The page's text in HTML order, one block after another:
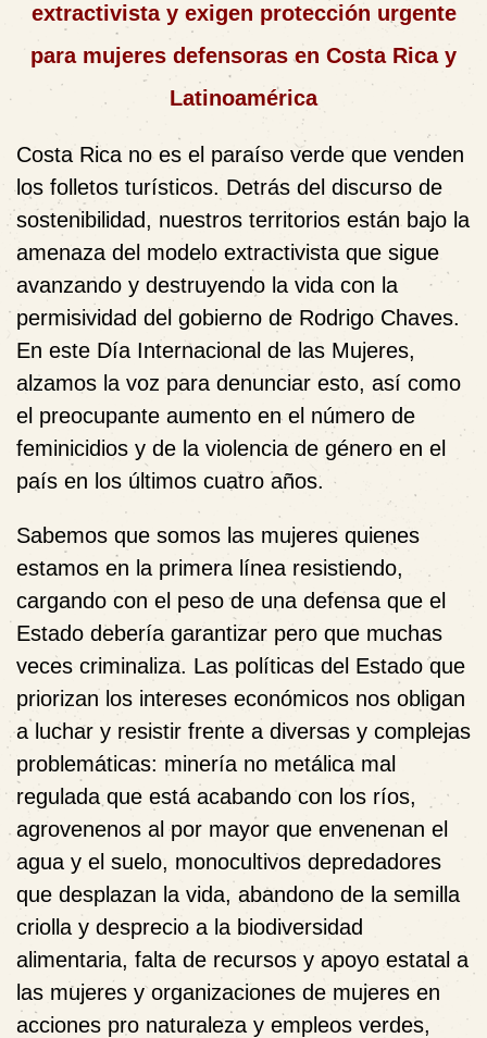
extractivista y exigen protección urgente
para mujeres defensoras en Costa Rica y
Latinoamérica
Costa Rica no es el paraíso verde que venden
los folletos turísticos. Detrás del discurso de
sostenibilidad, nuestros territorios están bajo la
amenaza del modelo extractivista que sigue
avanzando y destruyendo la vida con la
permisividad del gobierno de Rodrigo Chaves.
En este Día Internacional de las Mujeres,
alzamos la voz para denunciar esto, así como
el preocupante aumento en el número de
feminicidios y de la violencia de género en el
país en los últimos cuatro años.
Sabemos que somos las mujeres quienes
estamos en la primera línea resistiendo,
cargando con el peso de una defensa que el
Estado debería garantizar pero que muchas
veces criminaliza. Las políticas del Estado que
priorizan los intereses económicos nos obligan
a luchar y resistir frente a diversas y complejas
problemáticas: minería no metálica mal
regulada que está acabando con los ríos,
agrovenenos al por mayor que envenenan el
agua y el suelo, monocultivos depredadores
que desplazan la vida, abandono de la semilla
criolla y desprecio a la biodiversidad
alimentaria, falta de recursos y apoyo estatal a
las mujeres y organizaciones de mujeres en
acciones pro naturaleza y empleos verdes,